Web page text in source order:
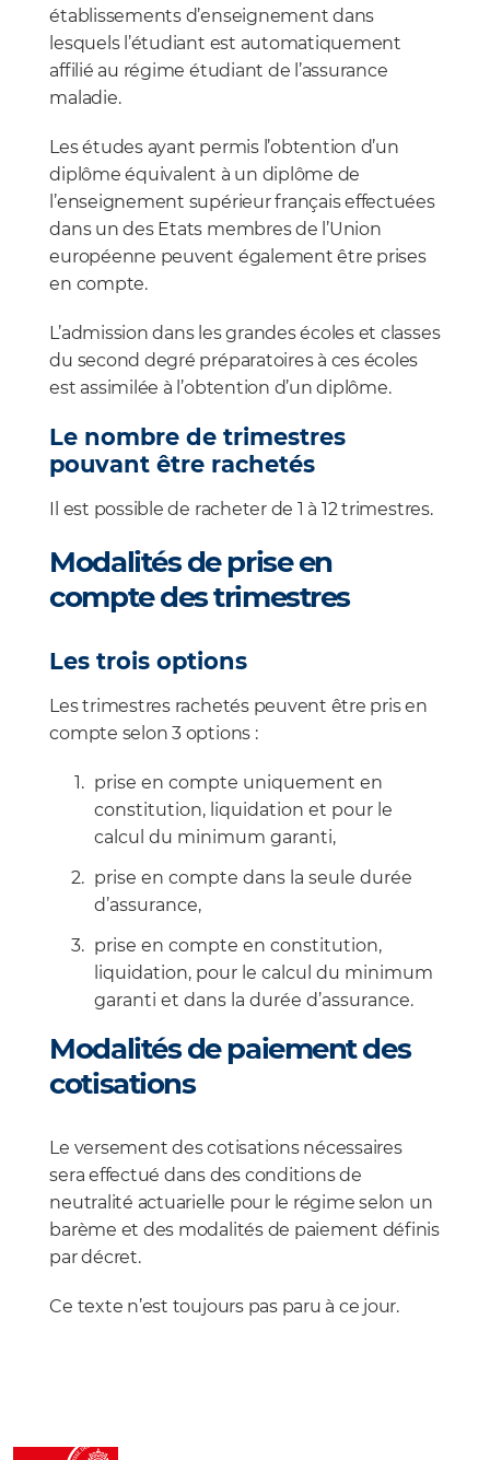
établissements d’enseignement dans
lesquels l’étudiant est automatiquement
affilié au régime étudiant de l’assurance
maladie.
Les études ayant permis l’obtention d’un
diplôme équivalent à un diplôme de
l’enseignement supérieur français effectuées
dans un des Etats membres de l’Union
européenne peuvent également être prises
en compte.
L’admission dans les grandes écoles et classes
du second degré préparatoires à ces écoles
est assimilée à l’obtention d’un diplôme.
Le nombre de trimestres
pouvant être rachetés
Il est possible de racheter de 1 à 12 trimestres.
Modalités de prise en
compte des trimestres
Les trois options
Les trimestres rachetés peuvent être pris en
compte selon 3 options :
prise en compte uniquement en
constitution, liquidation et pour le
calcul du minimum garanti,
prise en compte dans la seule durée
d’assurance,
prise en compte en constitution,
liquidation, pour le calcul du minimum
garanti et dans la durée d’assurance.
Modalités de paiement des
cotisations
Le versement des cotisations nécessaires
sera effectué dans des conditions de
neutralité actuarielle pour le régime selon un
barème et des modalités de paiement définis
par décret.
Ce texte n’est toujours pas paru à ce jour.